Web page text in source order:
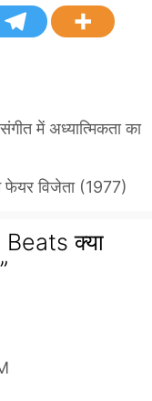
में अध्यात्मिकता का
विजेता (1977)
क्या